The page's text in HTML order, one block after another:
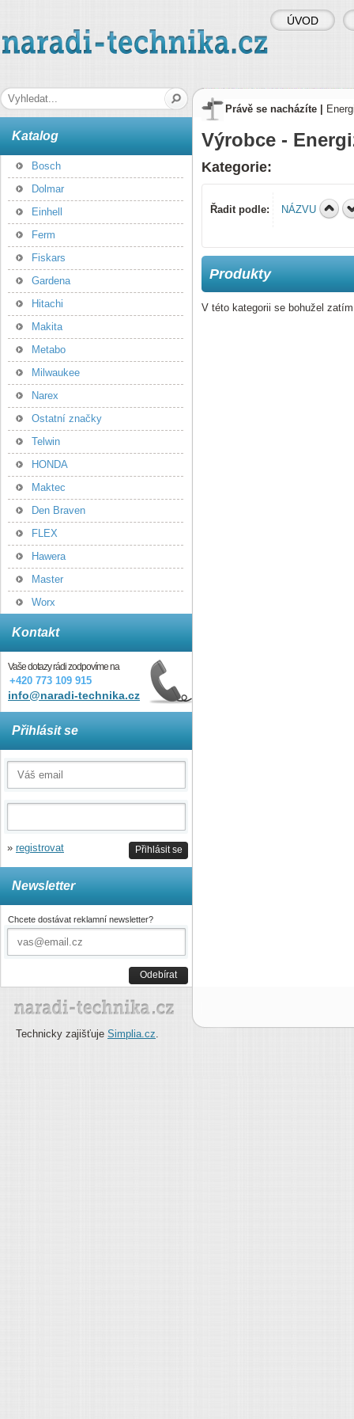
naradi-technika.cz
Právě se nacházíte |
Výrobce -
Kategorie:
Řadit podle: NÁZVU
Produkty
V této kategorii se bohužel
Katalog
Bosch
Dolmar
Einhell
Ferm
Fiskars
Gardena
Hitachi
Makita
Metabo
Milwaukee
Narex
Ostatní značky
Telwin
HONDA
Maktec
Den Braven
FLEX
Hawera
Master
Worx
Kontakt
Vaše dotazy rádi zodpovíme na
+420 773 109 915
info@naradi-technika.cz
Přihlásit se
Přihlásit se
» registrovat
Newsletter
Chcete dostávat reklamní newsletter?
Odebírat
ÚVOD
Hledaná fráze
Technicky zajišťuje Simplia.cz.